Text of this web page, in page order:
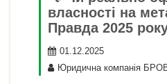
власності на
Правда 2025
01.12.2025
Юридична компанія